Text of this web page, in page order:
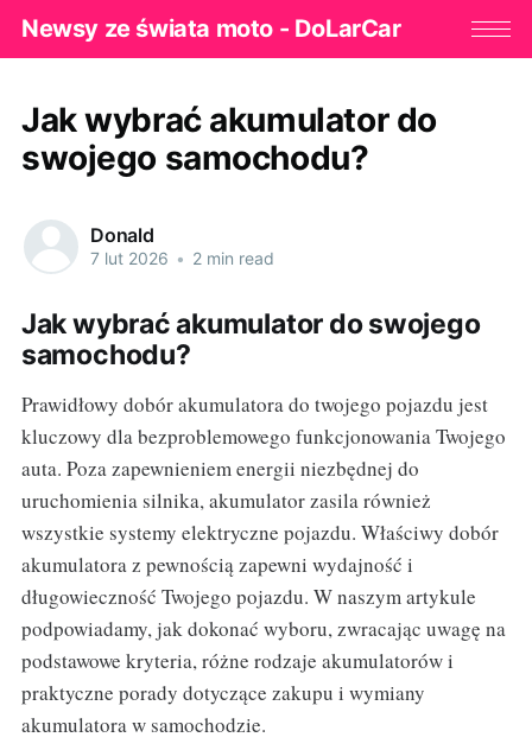
Newsy ze świata moto - DoLarCar
Jak wybrać akumulator do
swojego samochodu?
Donald
7 lut 2026 • 2 min read
Jak wybrać akumulator do swojego
samochodu?
Prawidłowy dobór akumulatora do twojego pojazdu jest
kluczowy dla bezproblemowego funkcjonowania Twojego
auta. Poza zapewnieniem energii niezbędnej do
uruchomienia silnika, akumulator zasila również
wszystkie systemy elektryczne pojazdu. Właściwy dobór
akumulatora z pewnością zapewni wydajność i
długowieczność Twojego pojazdu. W naszym artykule
podpowiadamy, jak dokonać wyboru, zwracając uwagę na
podstawowe kryteria, różne rodzaje akumulatorów i
praktyczne porady dotyczące zakupu i wymiany
akumulatora w samochodzie.